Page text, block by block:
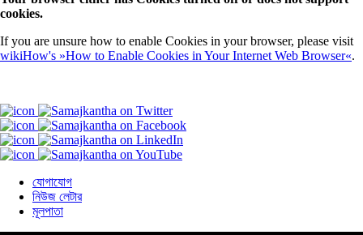
cookies.
If you are unsure how to enable Cookies in your browser, please visit
wikiHow's »How to Enable Cookies in Your Internet Web Browser«.
যোগাযোগ
নিউজ লেটার
মূলপাতা